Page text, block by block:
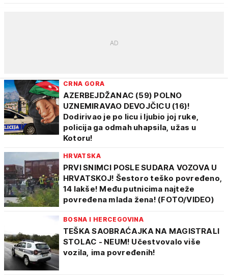
CRNA GORA
AZERBEJDŽANAC (59) POLNO
UZNEMIRAVAO DEVOJČICU (16)!
Dodirivao je po licu i ljubio joj ruke,
policija ga odmah uhapsila, užas u
Kotoru!
HRVATSKA
PRVI SNIMCI POSLE SUDARA VOZOVA U
HRVATSKOJ! Šestoro teško povređeno,
14 lakše! Među putnicima najteže
povređena mlada žena! (FOTO/VIDEO)
BOSNA I HERCEGOVINA
TEŠKA SAOBRAĆAJKA NA MAGISTRALI
STOLAC - NEUM! Učestvovalo više
vozila, ima povređenih!